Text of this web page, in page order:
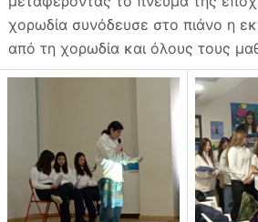
χορωδία συνόδευσε στο πιάνο η
από τη χορωδία και όλους τους